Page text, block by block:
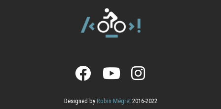
Designed by Robin Mégret2016-2022